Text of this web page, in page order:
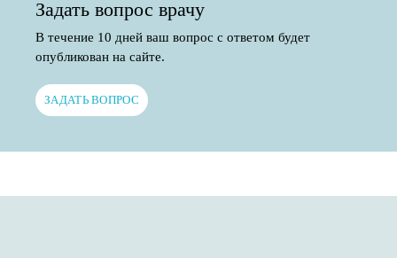
Задать вопрос врачу
В течение 10 дней ваш вопрос с ответом будет
опубликован на сайте.
ЗАДАТЬ ВОПРОС